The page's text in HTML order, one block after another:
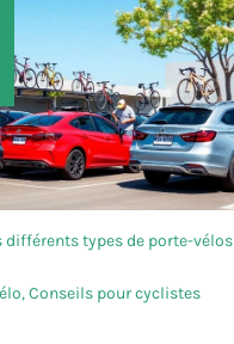
différents types de porte-
,Conseils pour cyclistes